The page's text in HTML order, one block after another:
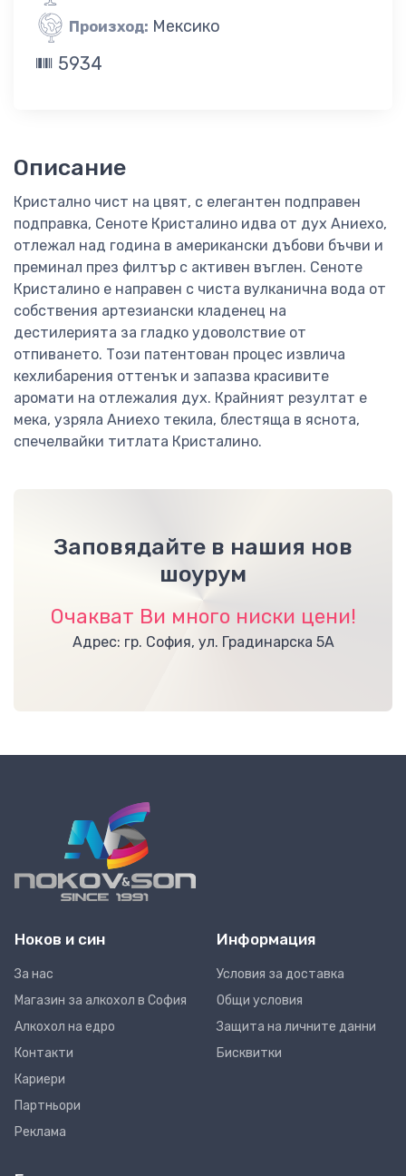
Произход: Мексико
5934
Описание
Кристално чист на цвят, с елегантен подправен
подправка, Сеноте Кристалино идва от дух Аниехо,
отлежал над година в американски дъбови бъчви и
преминал през филтър с активен въглен. Сеноте
Кристалино е направен с чиста вулканична вода от
собствения артезиански кладенец на
дестилерията за гладко удоволствие от
отпиването. Този патентован процес извлича
кехлибарения оттенък и запазва красивите
аромати на отлежалия дух. Крайният резултат е
мека, узряла Аниехо текила, блестяща в яснота,
спечелвайки титлата Кристалино.
Заповядайте в нашия нов
шоурум
Очакват Ви много ниски цени!
Адрес: гр. София, ул. Градинарска 5А
Ноков и син
За нас
Магазин за алкохол в София
Алкохол на едро
Контакти
Кариери
Партньори
Реклама
Информация
Условия за доставка
Общи условия
Защита на личните данни
Бисквитки